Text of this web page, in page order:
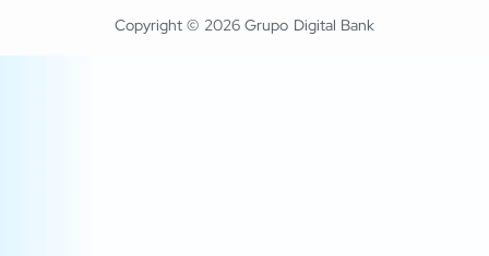
Copyright © 2026 Grupo Digital Bank